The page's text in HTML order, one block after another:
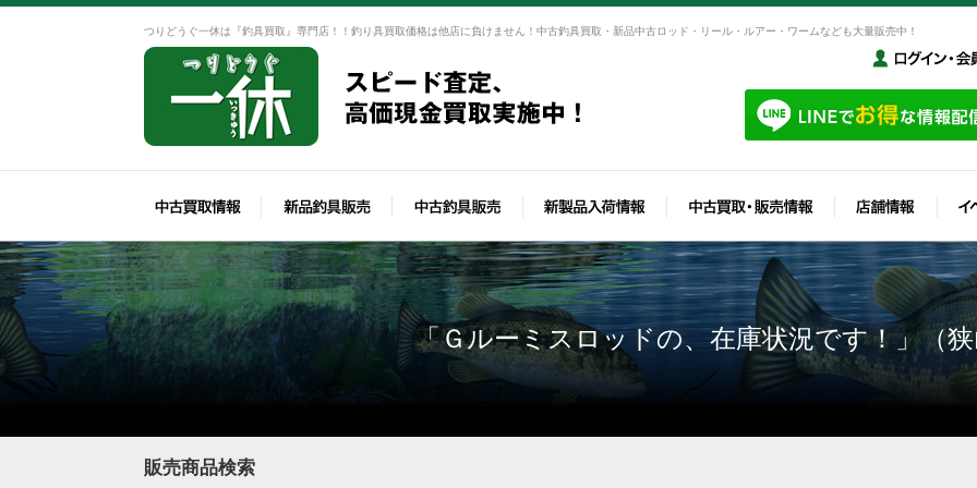
つりどうぐ一休は『釣具買取』専門店！！釣り具買取価格は他店に負けません！中古釣具買取・新品中古ロッド・リール・ルアー・ワームなども大量販売中！
「Ｇルーミスロッドの、在庫状況です！」（
販売商品検索